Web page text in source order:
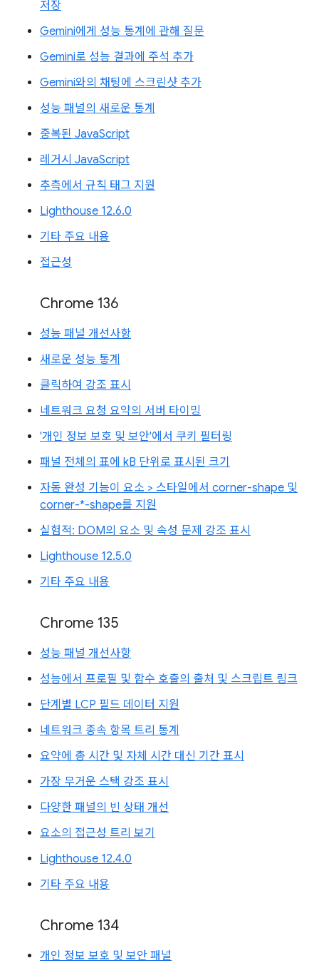
저장
Gemini에게 성능 통계에 관해 질문
Gemini로 성능 결과에 주석 추가
Gemini와의 채팅에 스크린샷 추가
성능 패널의 새로운 통계
중복된 JavaScript
레거시 JavaScript
추측에서 규칙 태그 지원
Lighthouse 12.6.0
기타 주요 내용
접근성
Chrome 136
성능 패널 개선사항
새로운 성능 통계
클릭하여 강조 표시
네트워크 요청 요약의 서버 타이밍
'개인 정보 보호 및 보안'에서 쿠키 필터링
패널 전체의 표에 kB 단위로 표시된 크기
자동 완성 기능이 요소 > 스타일에서 corner-shape 및
corner-*-shape를 지원
실험적: DOM의 요소 및 속성 문제 강조 표시
Lighthouse 12.5.0
기타 주요 내용
Chrome 135
성능 패널 개선사항
성능에서 프로필 및 함수 호출의 출처 및 스크립트 링크
단계별 LCP 필드 데이터 지원
네트워크 종속 항목 트리 통계
요약에 총 시간 및 자체 시간 대신 기간 표시
가장 무거운 스택 강조 표시
다양한 패널의 빈 상태 개선
요소의 접근성 트리 보기
Lighthouse 12.4.0
기타 주요 내용
Chrome 134
개인 정보 보호 및 보안 패널